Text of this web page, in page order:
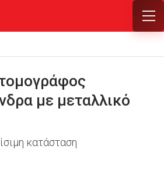
με μεταλλικό
κατάσταση